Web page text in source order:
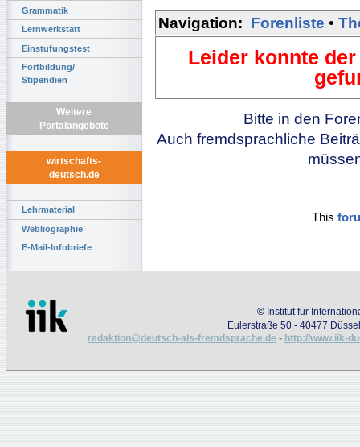
Grammatik
Lernwerkstatt
Einstufungstest
Fortbildung/
Stipendien
Weitere
Portalangebote
wirtschafts-
deutsch.de
Lehrmaterial
Webliographie
E-Mail-Infobriefe
Navigation: Forenliste •
Leider konnte
Bitte in den
Auch fremdsprachliche
This
© Institut für
Eulerstraße 50 - 40477
redaktion@deutsch-als-fremdsprache.de - http://www.iik-